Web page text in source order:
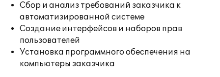
Сбор и анализ требований заказчика к
автоматизированной системе
Создание интерфейсов и наборов прав
пользователей
Установка программного обеспечения на
компьютеры заказчика